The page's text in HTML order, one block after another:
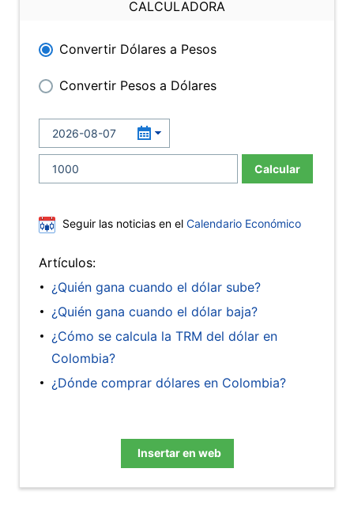
CALCULADORA
Convertir Dólares a Pesos
Convertir Pesos a Dólares
Calcular
Seguir las noticias en el Calendario Económico
Artículos:
¿Quién gana cuando el dólar sube?
¿Quién gana cuando el dólar baja?
¿Cómo se calcula la TRM del dólar en
Colombia?
¿Dónde comprar dólares en Colombia?
Insertar en web